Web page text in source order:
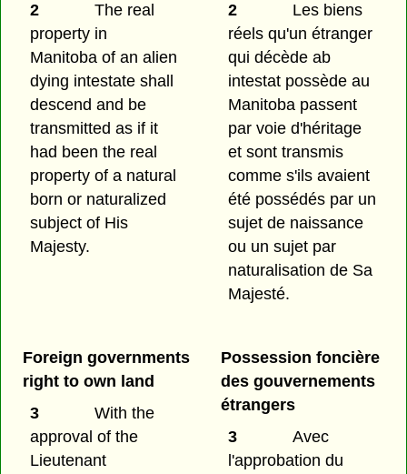
2
The real
property in
Manitoba of an alien
dying intestate shall
descend and be
transmitted as if it
had been the real
property of a natural
born or naturalized
subject of His
Majesty.
2
Les biens
réels qu'un étranger
qui décède ab
intestat possède au
Manitoba passent
par voie d'héritage
et sont transmis
comme s'ils avaient
été possédés par un
sujet de naissance
ou un sujet par
naturalisation de Sa
Majesté.
Foreign governments
right to own land
3
With the
approval of the
Lieutenant
Possession foncière
des gouvernements
étrangers
3
Avec
l'approbation du